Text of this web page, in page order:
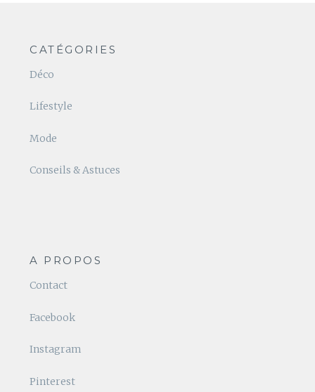
CATÉGORIES
Déco
Lifestyle
Mode
Conseils & Astuces
A PROPOS
Contact
Facebook
Instagram
Pinterest